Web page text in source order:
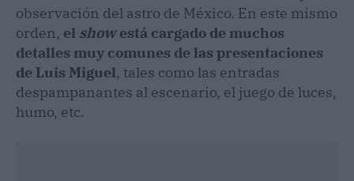
observación del astro de México. En este mismo
orden, el showestá cargado de muchos
detalles muy comunes de las presentaciones
de Luis Miguel, tales como las entradas
despampanantes al escenario, el juego de luces,
humo, etc.